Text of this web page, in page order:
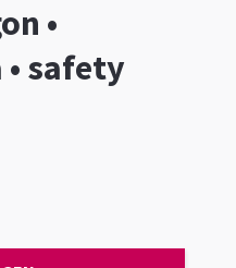
•
safety